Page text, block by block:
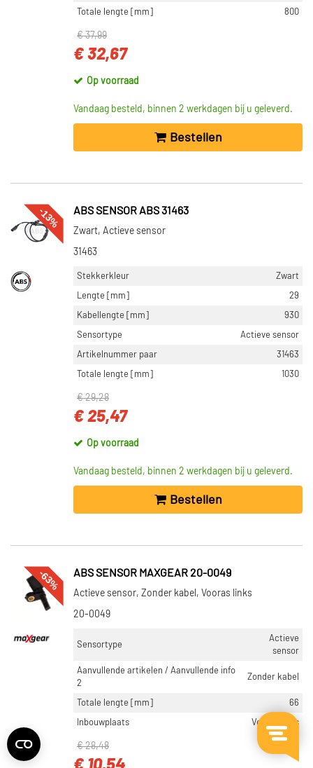
Totale lengte [mm]
800
€ 37,99
€ 32,67
Op voorraad
Vandaag besteld, binnen 2 werkdagen bij u geleverd.
Bestellen
-13% ABS SENSOR ABS 31463
Zwart, Actieve sensor
31463
Stekkerkleur
Zwart
Lengte [mm]
29
Kabellengte [mm]
930
Sensortype
Actieve sensor
Artikelnummer paar
31463
Totale lengte [mm]
1030
€ 29,28
€ 25,47
Op voorraad
Vandaag besteld, binnen 2 werkdagen bij u geleverd.
Bestellen
-63% ABS SENSOR MAXGEAR 20-0049
Actieve sensor, Zonder kabel, Vooras links
20-0049
Sensortype
Actieve
sensor
Aanvullende artikelen / Aanvullende info
2
Zonder kabel
Totale lengte [mm]
66
Inbouwplaats
Vooras links
€ 28,48